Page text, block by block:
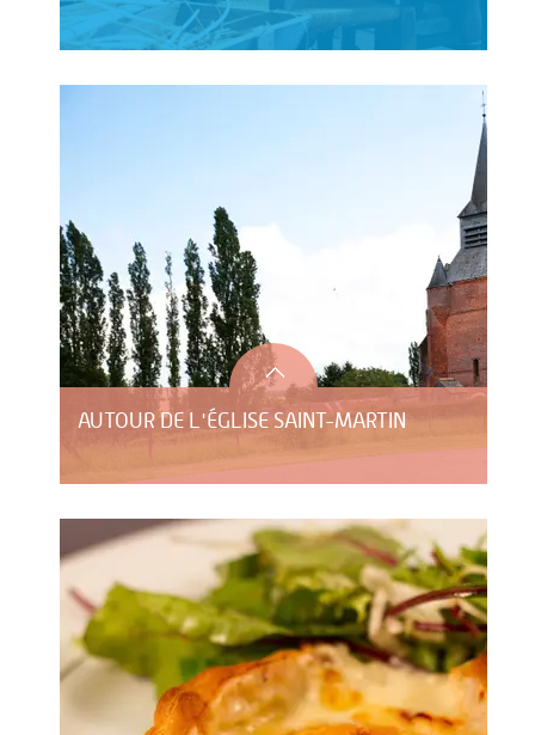
AUTOUR DE L'ÉGLISE SAINT-MARTIN